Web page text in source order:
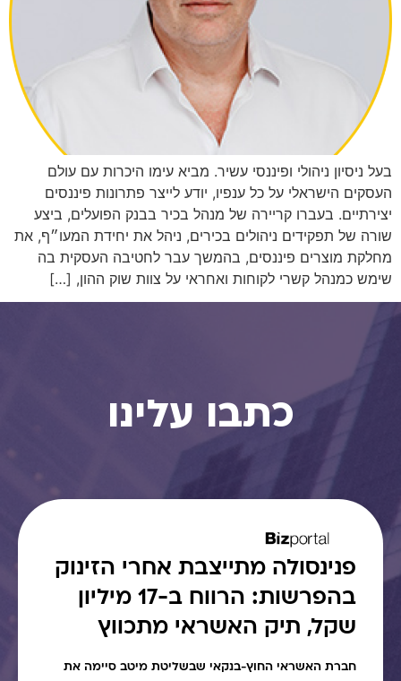
בעל ניסיון ניהולי ופיננסי עשיר. מביא עימו היכרות עם עולם
העסקים הישראלי על כל ענפיו, יודע לייצר פתרונות פיננסים
יצירתיים. בעברו קריירה של מנהל בכיר בבנק הפועלים, ביצע
שורה של תפקידים ניהולים בכירים, ניהל את יחידת המעו״ף, את
מחלקת מוצרים פיננסים, בהמשך עבר לחטיבה העסקית בה
שימש כמנהל קשרי לקוחות ואחראי על צוות שוק ההון, […]
כתבו עלינו
פנינסולה מתייצבת אחרי הזינוק
בהפרשות: הרווח ב-17 מיליון
שקל, תיק האשראי מתכווץ
חברת האשראי החוץ-בנקאי שבשליטת מיטב סיימה את